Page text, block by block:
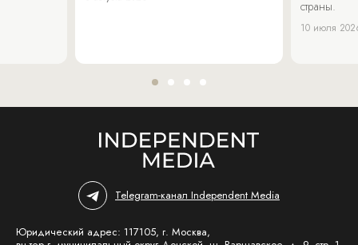
страны.
10 июля
Telegram-канал Independent Media
Юридический адрес: 117105, г. Москва,